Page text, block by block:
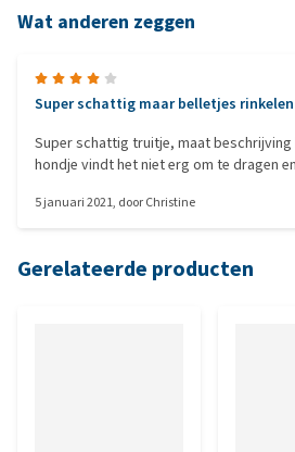
Wat anderen zeggen
Super schattig maar belletjes
Super schattig truitje, maat beschrijving
hondje vindt het niet erg om te dragen
belletjes kunnen irritant zijn want die
5 januari 2021, doorChristine
Gerelateerde producten